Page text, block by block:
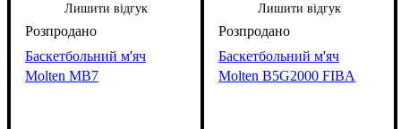
Лишити відгук
Баскетбольний м'яч
Molten MB7
Лишити відгук
Баскетбольний м'яч
Molten B5G2000 FIBA